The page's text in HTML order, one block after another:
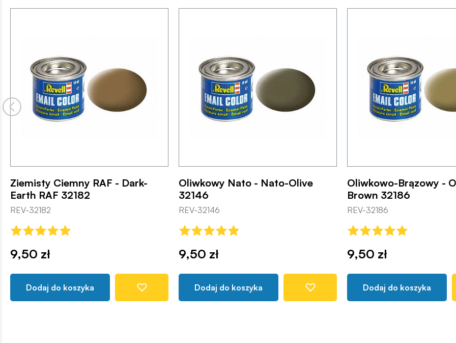
Ziemisty Ciemny RAF - Dark-
Earth RAF 32182
REV-32182
9,50 zł
Dodaj do koszyka
Oliwkowy Nato - Nato-Olive
32146
REV-32146
9,50 zł
Dodaj do koszyka
Oliwkowo-Brązowy -
Brown 32186
REV-32186
9,50 zł
Dodaj do koszyka